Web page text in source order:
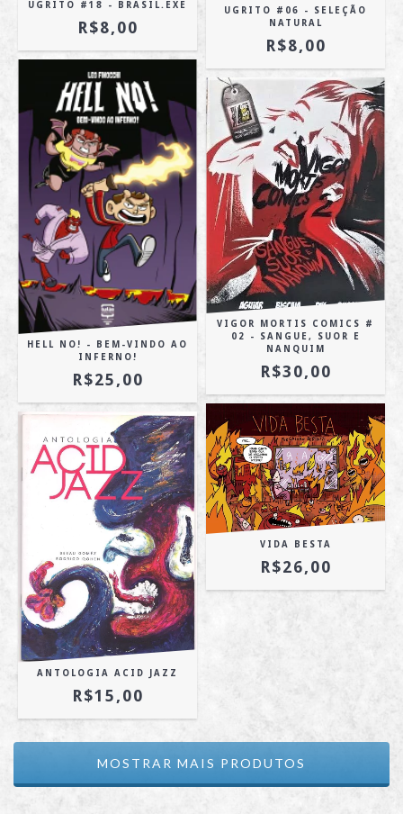
UGRITO #18 - BRASIL.EXE
R$8,00
UGRITO #06 - SELEÇÃO
NATURAL
R$8,00
HELL NO! - BEM-VINDO AO
INFERNO!
R$25,00
VIGOR MORTIS COMICS #
02 - SANGUE, SUOR E
NANQUIM
R$30,00
ANTOLOGIA ACID JAZZ
R$15,00
VIDA BESTA
R$26,00
MOSTRAR MAIS PRODUTOS